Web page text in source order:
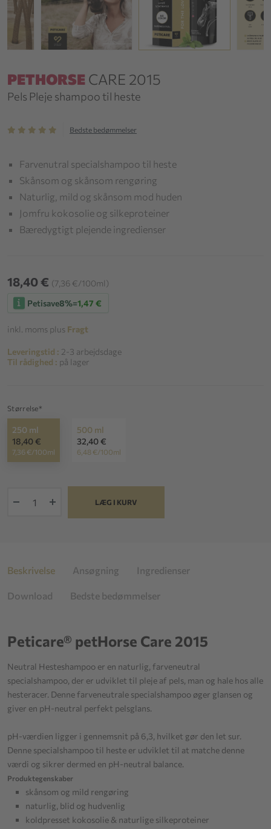
PETHORSE CARE 2015
Pels Pleje shampoo til heste
Bedste bedømmelser
Farvenutral specialshampoo til heste
Skånsom og skånsom rengøring
Naturlig, mild og skånsom mod huden
Jomfru kokosolie og silkeproteiner
Bæredygtigt plejende ingredienser
18,40 € (7,36 €/100ml)
Petisave8%=1,47 €
inkl. moms plus Fragt
Leveringstid : 2-3 arbejdsdage
Til rådighed : på lager
Størrelse*
250 ml
18,40 €
7,36 €/100ml
500 ml
32,40 €
6,48 €/100ml
LÆG I KURV
Beskrivelse Ansøgning Ingredienser
Download Bedste bedømmelser
Peticare® petHorse Care 2015
Neutral Hesteshampoo er en naturlig, farveneutral
specialshampoo, der er udviklet til pleje af pels, man og hale hos alle
hesteracer. Denne farveneutrale specialshampoo øger glansen og
giver en pH-neutral perfekt pelsglans.
pH-værdien ligger i gennemsnit på 6,3, hvilket gør den let sur.
Denne specialshampoo til heste er udviklet til at matche denne
værdi og sikrer dermed en pH-neutral balance.
Produktegenskaber
skånsom og mild rengøring
naturlig, blid og hudvenlig
koldpresset kokosolie & naturlige silkeproteiner